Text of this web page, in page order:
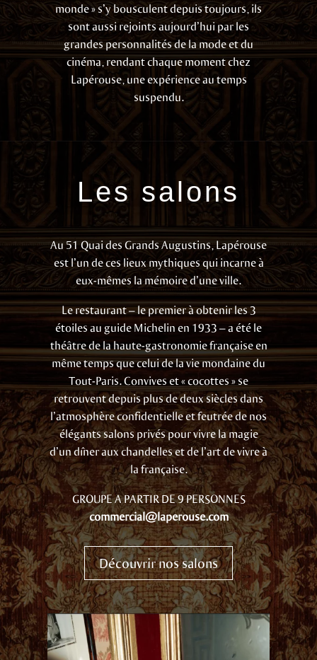
monde » s’y bousculent depuis toujours, ils
sont aussi rejoints aujourd’hui par les
grandes personnalités de la mode et du
cinéma, rendant chaque moment chez
Lapérouse, une expérience au temps
suspendu.
Les salons
Au 51 Quai des Grands Augustins, Lapérouse
est l’un de ces lieux mythiques qui incarne à
eux-mêmes la mémoire d’une ville.
Le restaurant – le premier à obtenir les 3
étoiles au guide Michelin en 1933 – a été le
théâtre de la haute-gastronomie française en
même temps que celui de la vie mondaine du
Tout-Paris. Convives et « cocottes » se
retrouvent depuis plus de deux siècles dans
l’atmosphère confidentielle et feutrée de nos
élégants salons privés pour vivre la magie
d’un dîner aux chandelles et de l’art de vivre à
la française.
GROUPE A PARTIR DE 9 PERSONNES
commercial@laperouse.com
Découvrir nos salons